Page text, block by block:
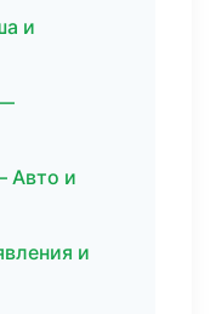
и
Авто и
и